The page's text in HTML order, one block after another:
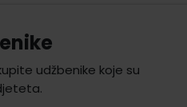
udžbenike koje su